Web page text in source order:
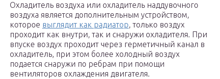
Охладитель воздуха или охладитель наддувочного
воздуха является дополнительным устройством,
которое выглядит как радиатор, только воздух
проходит как внутри, так и снаружи охладителя. При
впуске воздух проходит через герметичный канал в
охладитель, при этом более холодный воздух
подается снаружи по ребрам при помощи
вентиляторов охлаждения двигателя.